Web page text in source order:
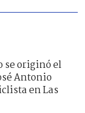
se originó el
Antonio
en Las